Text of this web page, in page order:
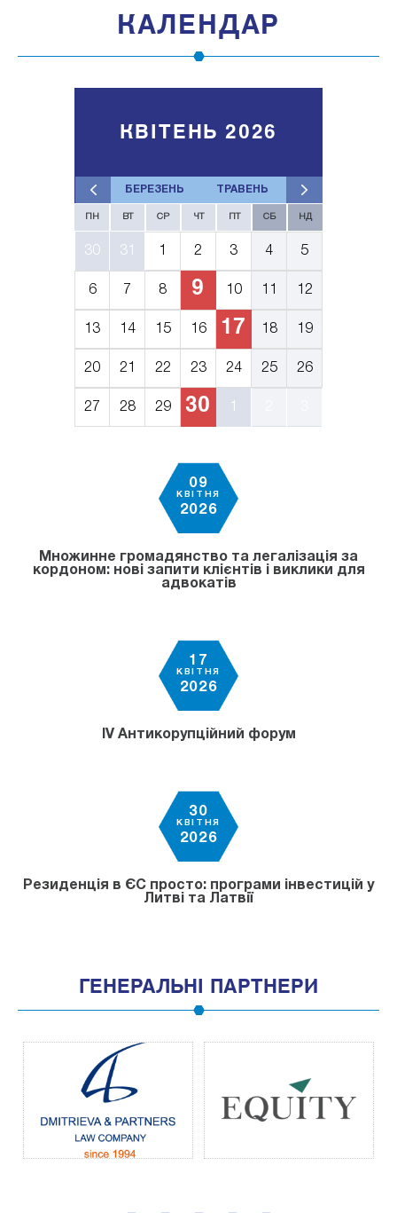
КАЛЕНДАР
БЕРЕЗЕНЬ ТРАВЕНЬ
КВІТЕНЬ 2026
ПН ВТ СР ЧТ ПТ СБ НД
30 31 1 2 3 4 5
6 7 8 9 10 11 12
13 14 15 16 17 18 19
20 21 22 23 24 25 26
27 28 29 30 1
09
КВІТНЯ
2026
Множинне громадянство та легалізація за
кордоном: нові запити клієнтів і виклики для
адвокатів
17
КВІТНЯ
2026
IV Антикорупційний форум
30
КВІТНЯ
2026
Резиденція в ЄС просто: програми інвестицій у
Литві та Латвії
ГЕНЕРАЛЬНІ ПАРТНЕРИ